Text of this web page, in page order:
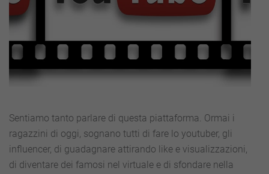
Sentiamo tanto parlare di questa piattaforma. Ormai i
ragazzini di oggi, sognano tutti di fare lo youtuber, gli
influencer, di guadagnare attirando like e visualizzazioni,
di diventare dei famosi nel virtuale e di sfondare nella